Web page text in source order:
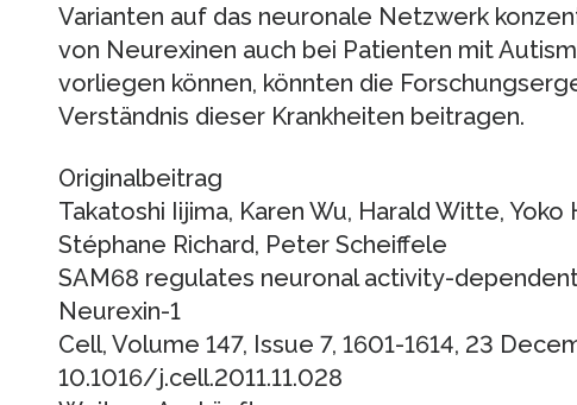
Varianten auf das neuronale Netzwerk
von Neurexinen auch bei Patienten mit
vorliegen können, könnten die
Verständnis dieser Krankheiten beitragen.
Originalbeitrag
Takatoshi Iijima, Karen Wu, Harald Witte,
Stéphane Richard, Peter Scheiffele
SAM68 regulates neuronal activity-
Neurexin-1
Cell, Volume 147, Issue 7, 1601-1614, 23
10.1016/j.cell.2011.11.028